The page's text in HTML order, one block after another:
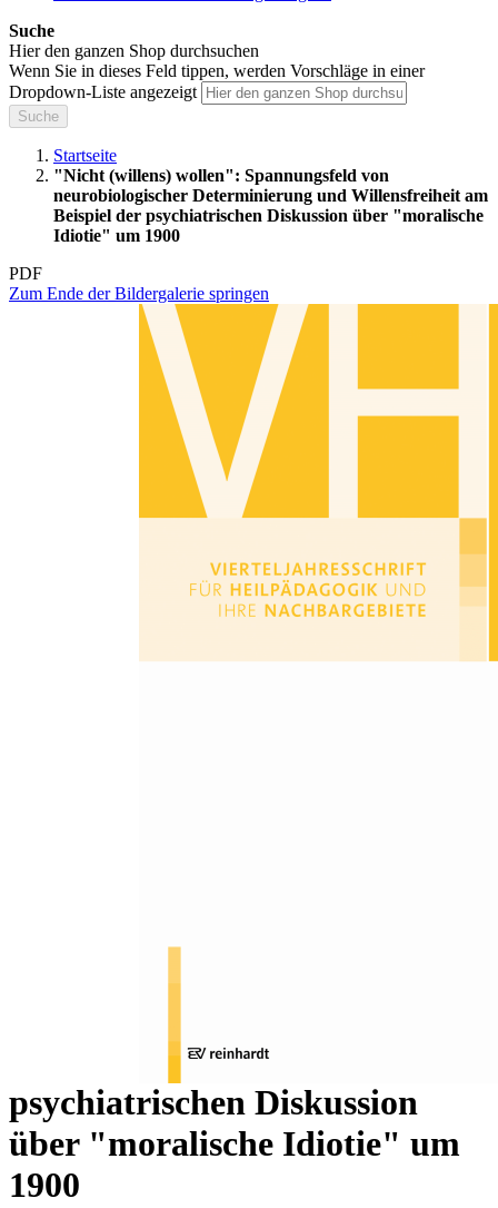
Suche
Hier den ganzen Shop durchsuchen
Wenn Sie in dieses Feld tippen, werden Vorschläge in einer
Dropdown-Liste angezeigt
Suche
Startseite
"Nicht (willens) wollen": Spannungsfeld von
neurobiologischer Determinierung und Willensfreiheit am
Beispiel der psychiatrischen Diskussion über "moralische
Idiotie" um 1900
PDF
Zum Ende der Bildergalerie springen
Spannungsfeld von
Willensfreiheit am Beispiel der
psychiatrischen Diskussion
über "moralische Idiotie" um
1900